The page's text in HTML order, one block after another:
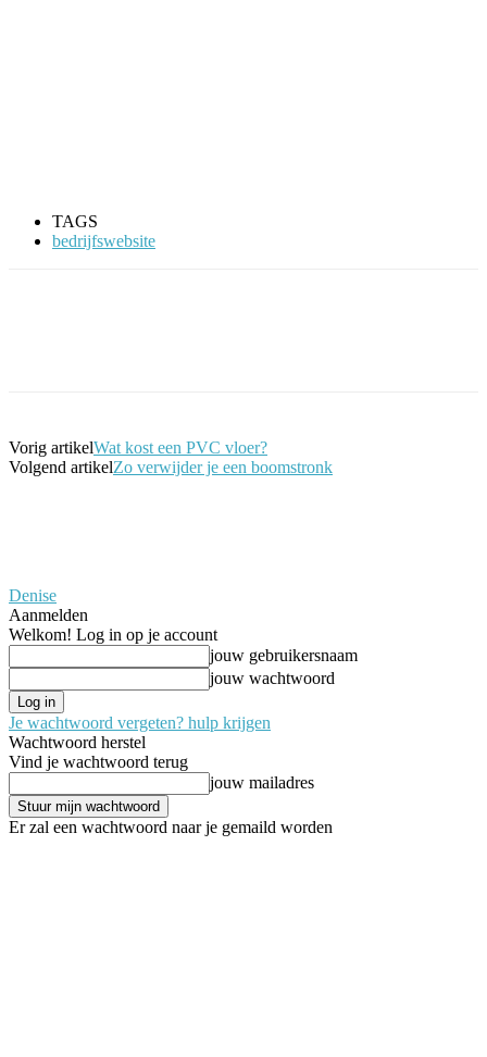
TAGS
bedrijfswebsite
Vorig artikelWat kost een PVC vloer?
Volgend artikelZo verwijder je een boomstronk
Denise
Aanmelden
Welkom! Log in op je account
jouw gebruikersnaam
jouw wachtwoord
Je wachtwoord vergeten? hulp krijgen
Wachtwoord herstel
Vind je wachtwoord terug
jouw mailadres
Er zal een wachtwoord naar je gemaild worden